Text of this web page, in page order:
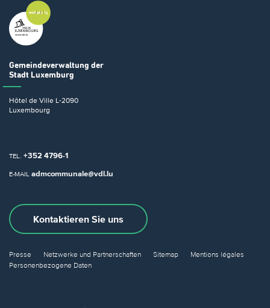
Gemeindeverwaltung der
Stadt Luxemburg
Hôtel de Ville L-2090
Luxembourg
TEL. +352 4796-1
E-MAIL admcommunale@vdl.lu
Kontaktieren Sie uns
Presse Netzwerke und Partnerschaften Sitemap
Mentions légales
Personenbezogene Daten